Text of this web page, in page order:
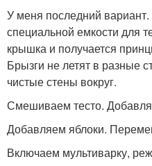
У меня последний
специальной емкости для
крышка и получается
Брызги не летят в разные
чистые стены вокруг.
Смешиваем тесто.
Добавляем яблоки.
Включаем мультиварку,